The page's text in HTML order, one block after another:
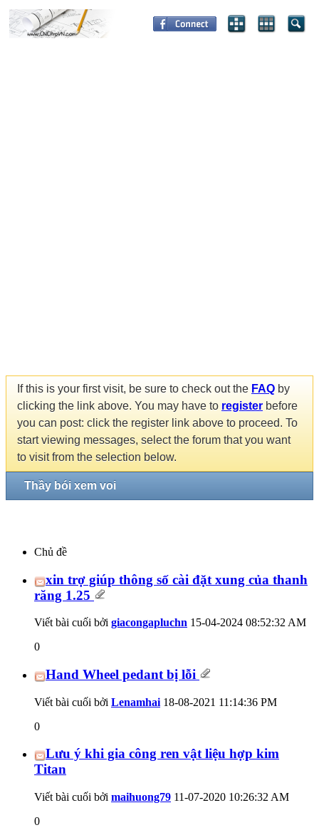
If this is your first visit, be sure to check out the FAQ by
clicking the link above. You may have to register before
you can post: click the register link above to proceed. To
start viewing messages, select the forum that you want
to visit from the selection below.
Thầy bói xem voi
Chủ đề
xin trợ giúp thông số cài đặt xung của thanh
răng 1.25
Viết bài cuối bởi giacongapluchn 15-04-2024 08:52:32 AM
0
Hand Wheel pedant bị lỗi
Viết bài cuối bởi Lenamhai 18-08-2021 11:14:36 PM
0
Lưu ý khi gia công ren vật liệu hợp kim
Titan
Viết bài cuối bởi maihuong79 11-07-2020 10:26:32 AM
0